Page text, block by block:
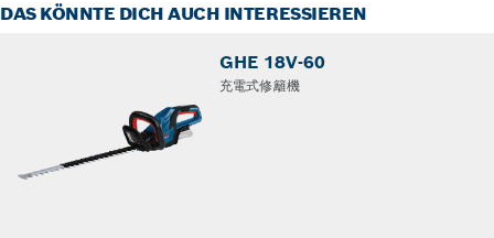
DAS KÖNNTE DICH AUCH INTERESSIEREN
GHE 18V-60
充電式修籬機